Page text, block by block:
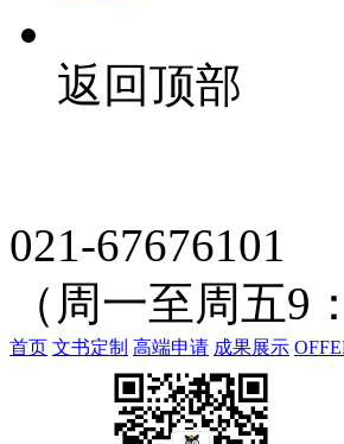
返回顶部
021-67676101
（周一至周五9
首页 文书定制 高端申请 成果展示